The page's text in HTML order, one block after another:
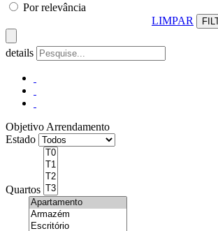
Por relevância
LIMPAR
details
Objetivo Arrendamento
Estado
Quartos